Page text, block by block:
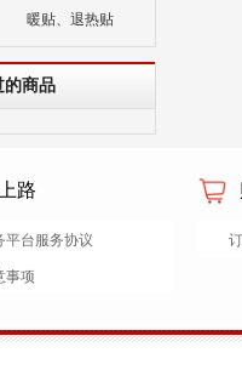
暖贴、退热贴
的商品
路
平台服务协议
事项